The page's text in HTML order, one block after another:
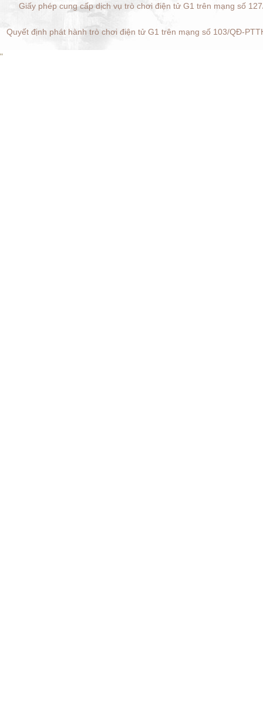
Giấy phép cung cấp dịch vụ trò chơi điện tử G1 trên mạng số
Quyết định phát hành trò chơi điện tử G1 trên mạng số 103/QĐ-
"